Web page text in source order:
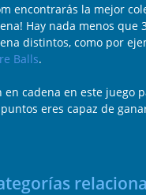
encontrarás la mejor
Hay nada menos que
distintos, como por
Balls.
en cadena en este juego
eres capaz de